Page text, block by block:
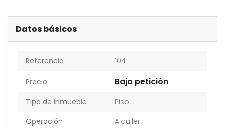
Datos básicos
Referencia 104
Precio Bajo petición
Tipo de inmueble
Piso
Operación
Alquiler